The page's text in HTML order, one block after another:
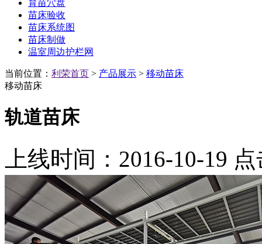
育苗穴盘
苗床验收
苗床系统图
苗床制做
温室周边护栏网
当前位置： 利荣首页 > 产品展示 > 移动苗床
移动苗床
轨道苗床
上线时间：2016-10-19